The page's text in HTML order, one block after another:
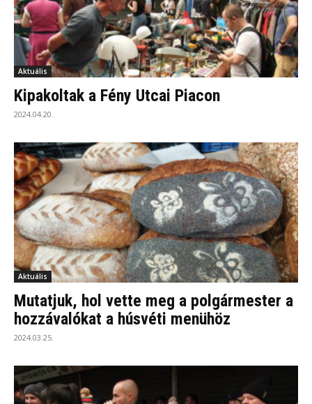
Aktuális
Kipakoltak a Fény Utcai Piacon
2024.04.20.
Aktuális
Mutatjuk, hol vette meg a polgármester a
hozzávalókat a húsvéti menühöz
2024.03.25.